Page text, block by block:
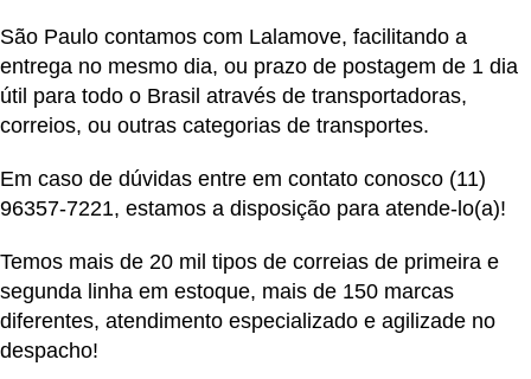
São Paulo contamos com Lalamove, facilitando a
entrega no mesmo dia, ou prazo de postagem de 1 dia
útil para todo o Brasil através de transportadoras,
correios, ou outras categorias de transportes.
Em caso de dúvidas entre em contato conosco (11)
96357-7221, estamos a disposição para atende-lo(a)!
Temos mais de 20 mil tipos de correias de primeira e
segunda linha em estoque, mais de 150 marcas
diferentes, atendimento especializado e agilizade no
despacho!